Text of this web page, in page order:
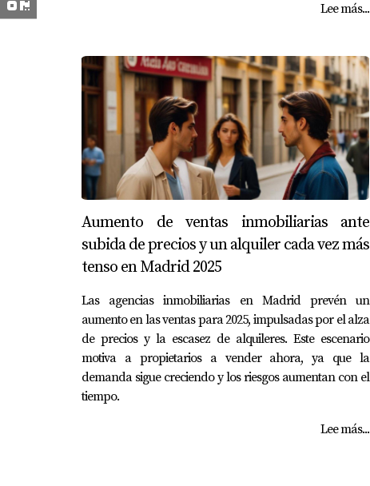
Lee más...
Aumento de ventas inmobiliarias ante
subida de precios y un alquiler cada vez más
tenso en Madrid 2025
Las agencias inmobiliarias en Madrid prevén un
aumento en las ventas para 2025, impulsadas por el alza
de precios y la escasez de alquileres. Este escenario
motiva a propietarios a vender ahora, ya que la
demanda sigue creciendo y los riesgos aumentan con el
tiempo.
Lee más...